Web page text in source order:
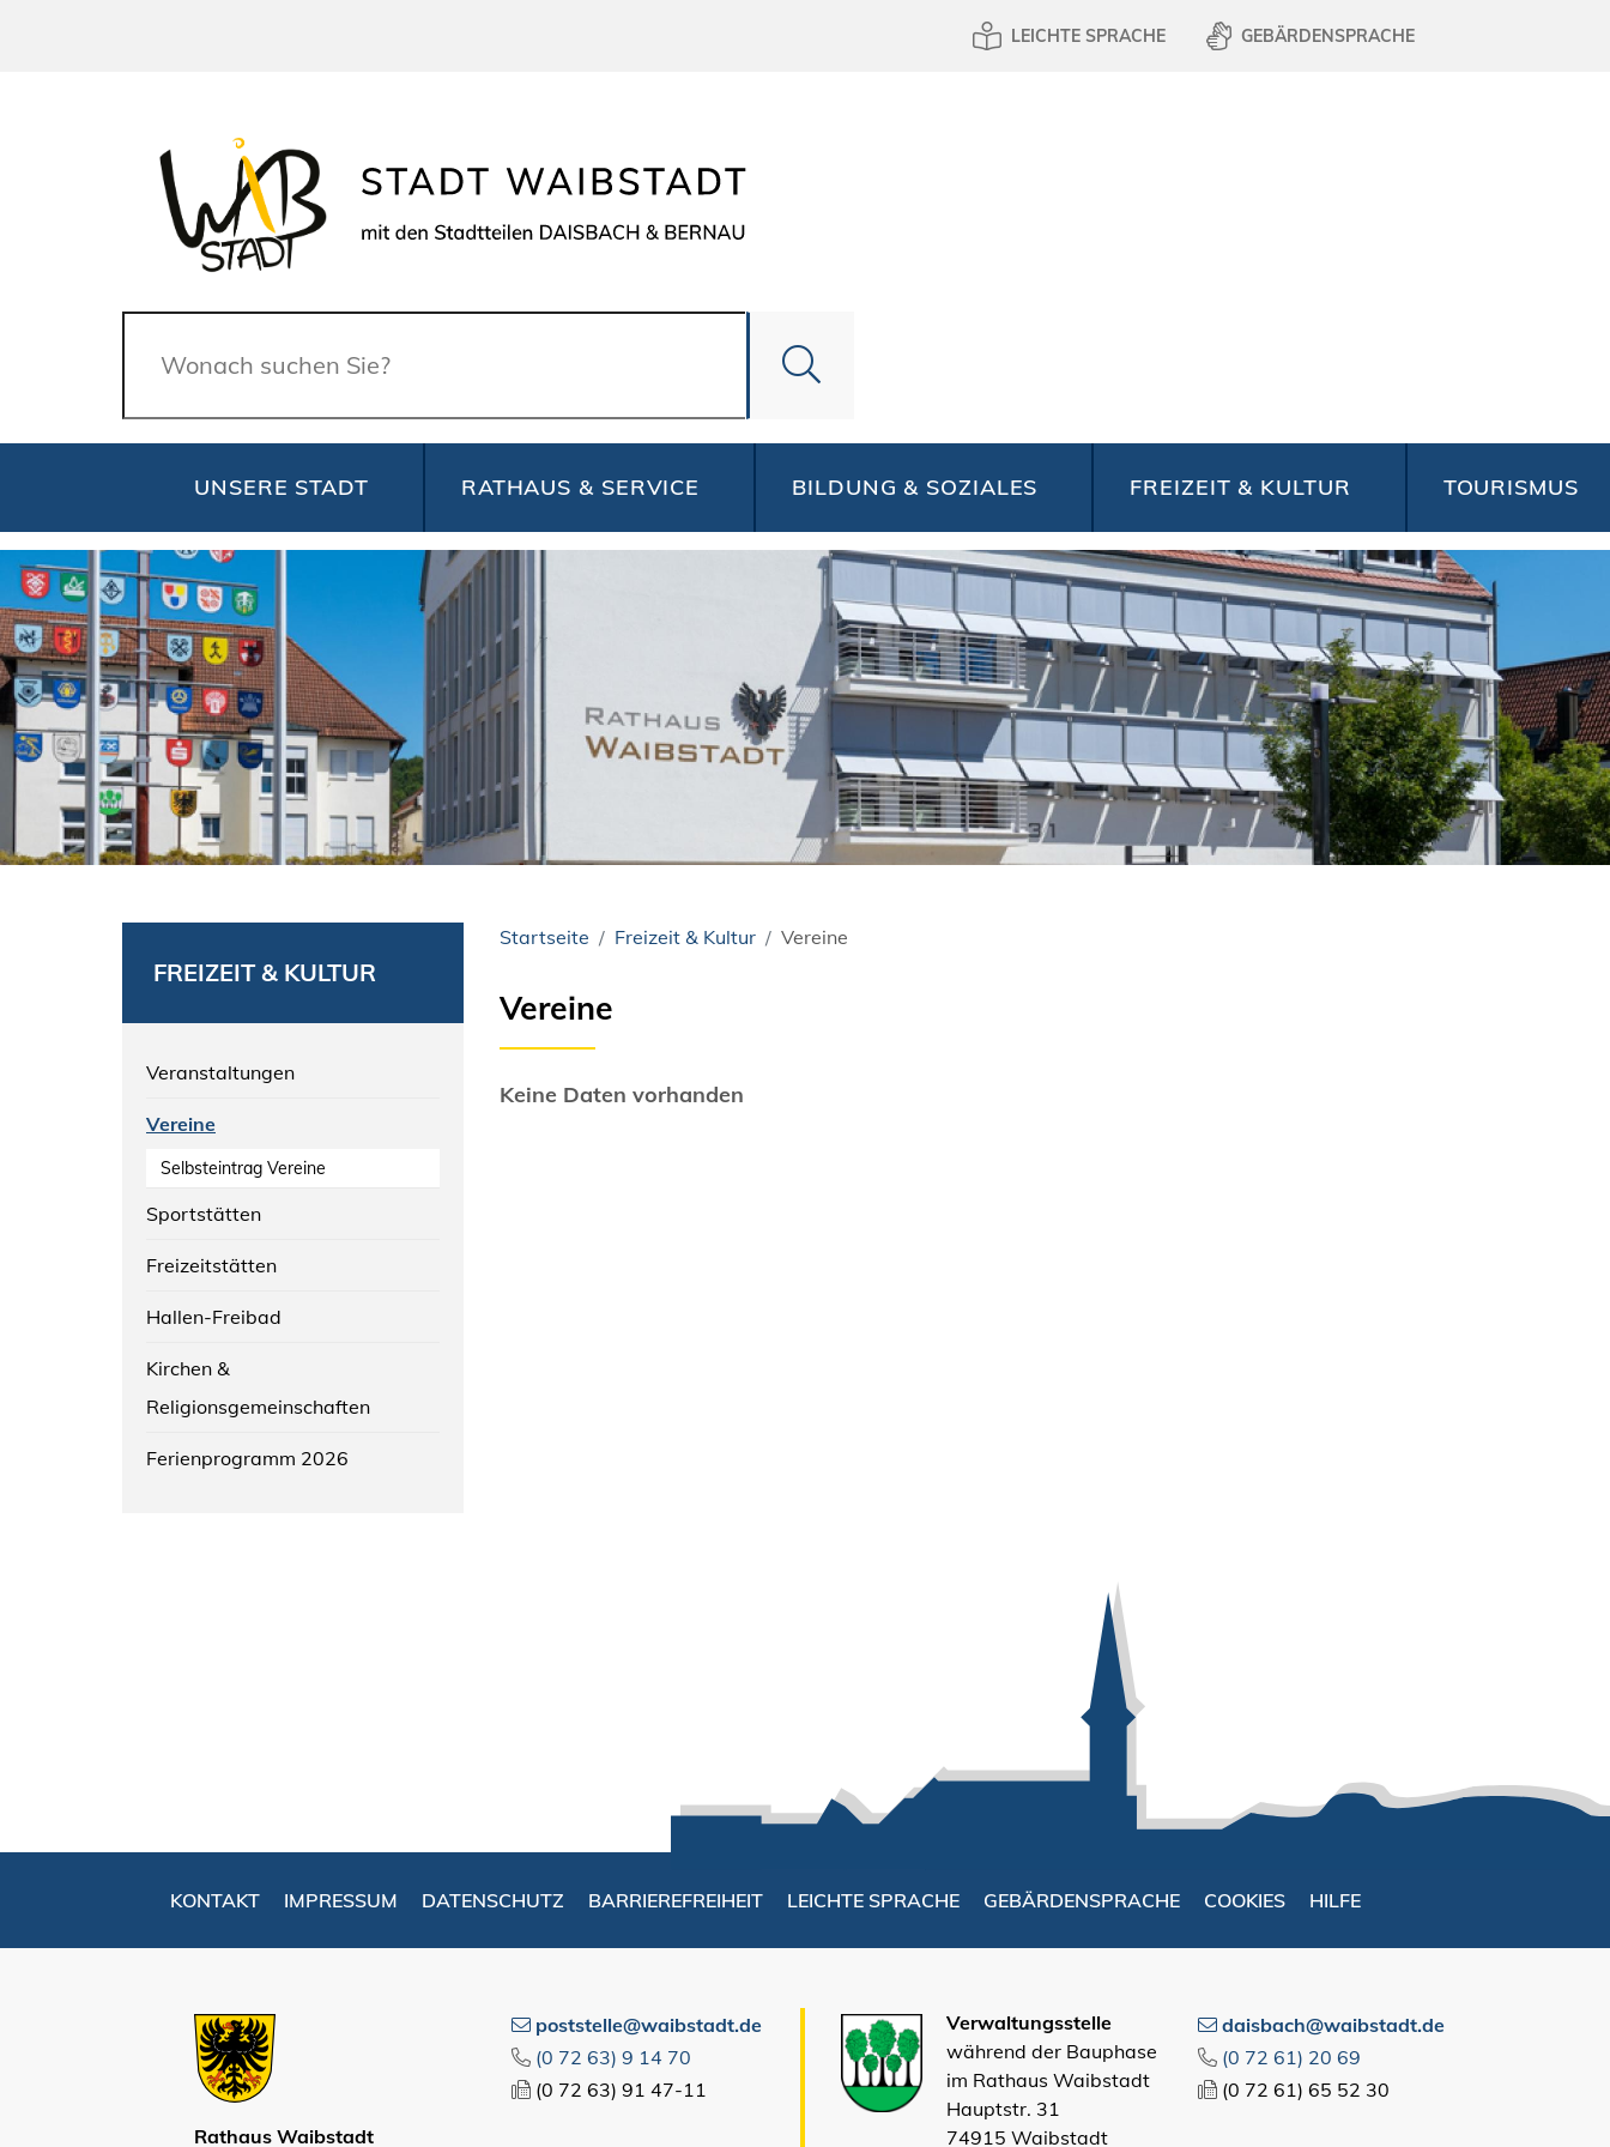
LEICHTE SPRACHE GEBÄRDENSPRACHE
Suche
UNSERE STADT RATHAUS & SERVICE BILDUNG & SOZIALES FREIZEIT & KULTUR TOURISMUS
FREIZEIT & KULTUR
Veranstaltungen
Vereine
Selbsteintrag Vereine
Sportstätten
Freizeitstätten
Hallen-Freibad
Kirchen &
Religionsgemeinschaften
Ferienprogramm 2026
Startseite Freizeit & Kultur Vereine
Vereine
Keine Daten vorhanden
KONTAKT IMPRESSUM DATENSCHUTZ BARRIEREFREIHEIT LEICHTE SPRACHE GEBÄRDENSPRACHE COOKIES HILFE
Rathaus Waibstadt
poststelle@waibstadt.de
(0 72 63) 9 14 70
(0 72 63) 91 47-11
Verwaltungsstelle
während der Bauphase
im Rathaus Waibstadt
Hauptstr. 31
74915 Waibstadt
daisbach@waibstadt.de
(0 72 61) 20 69
(0 72 61) 65 52 30